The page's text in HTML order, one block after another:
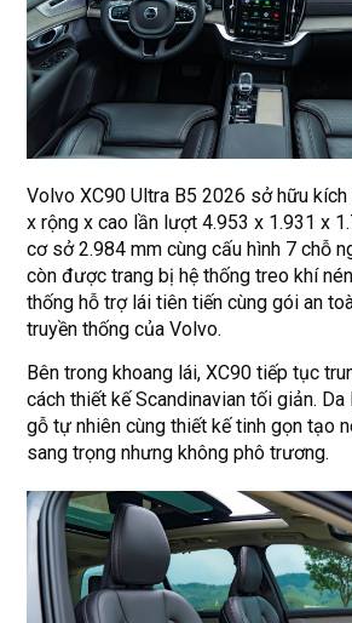
Volvo XC90 Ultra B5 2026 sở hữu
x rộng x cao lần lượt 4.953 x 1.931 x
cơ sở 2.984 mm cùng cấu hình 7 chỗ
còn được trang bị hệ thống treo khí
thống hỗ trợ lái tiên tiến cùng gói an
truyền thống của Volvo.
Bên trong khoang lái, XC90 tiếp tục
cách thiết kế Scandinavian tối giản.
gỗ tự nhiên cùng thiết kế tinh gọn tạo
sang trọng nhưng không phô trương.